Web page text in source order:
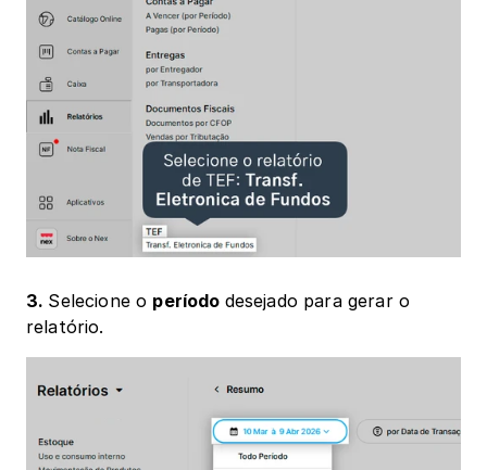
3. Selecione o período desejado para gerar o
relatório.